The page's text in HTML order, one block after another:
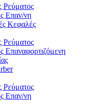
Ρεύματος
Επαν/νη
Κεφαλές
Ρεύματος
Επαναφορτιζόμενη
Ρεύματος
Επαν/νη